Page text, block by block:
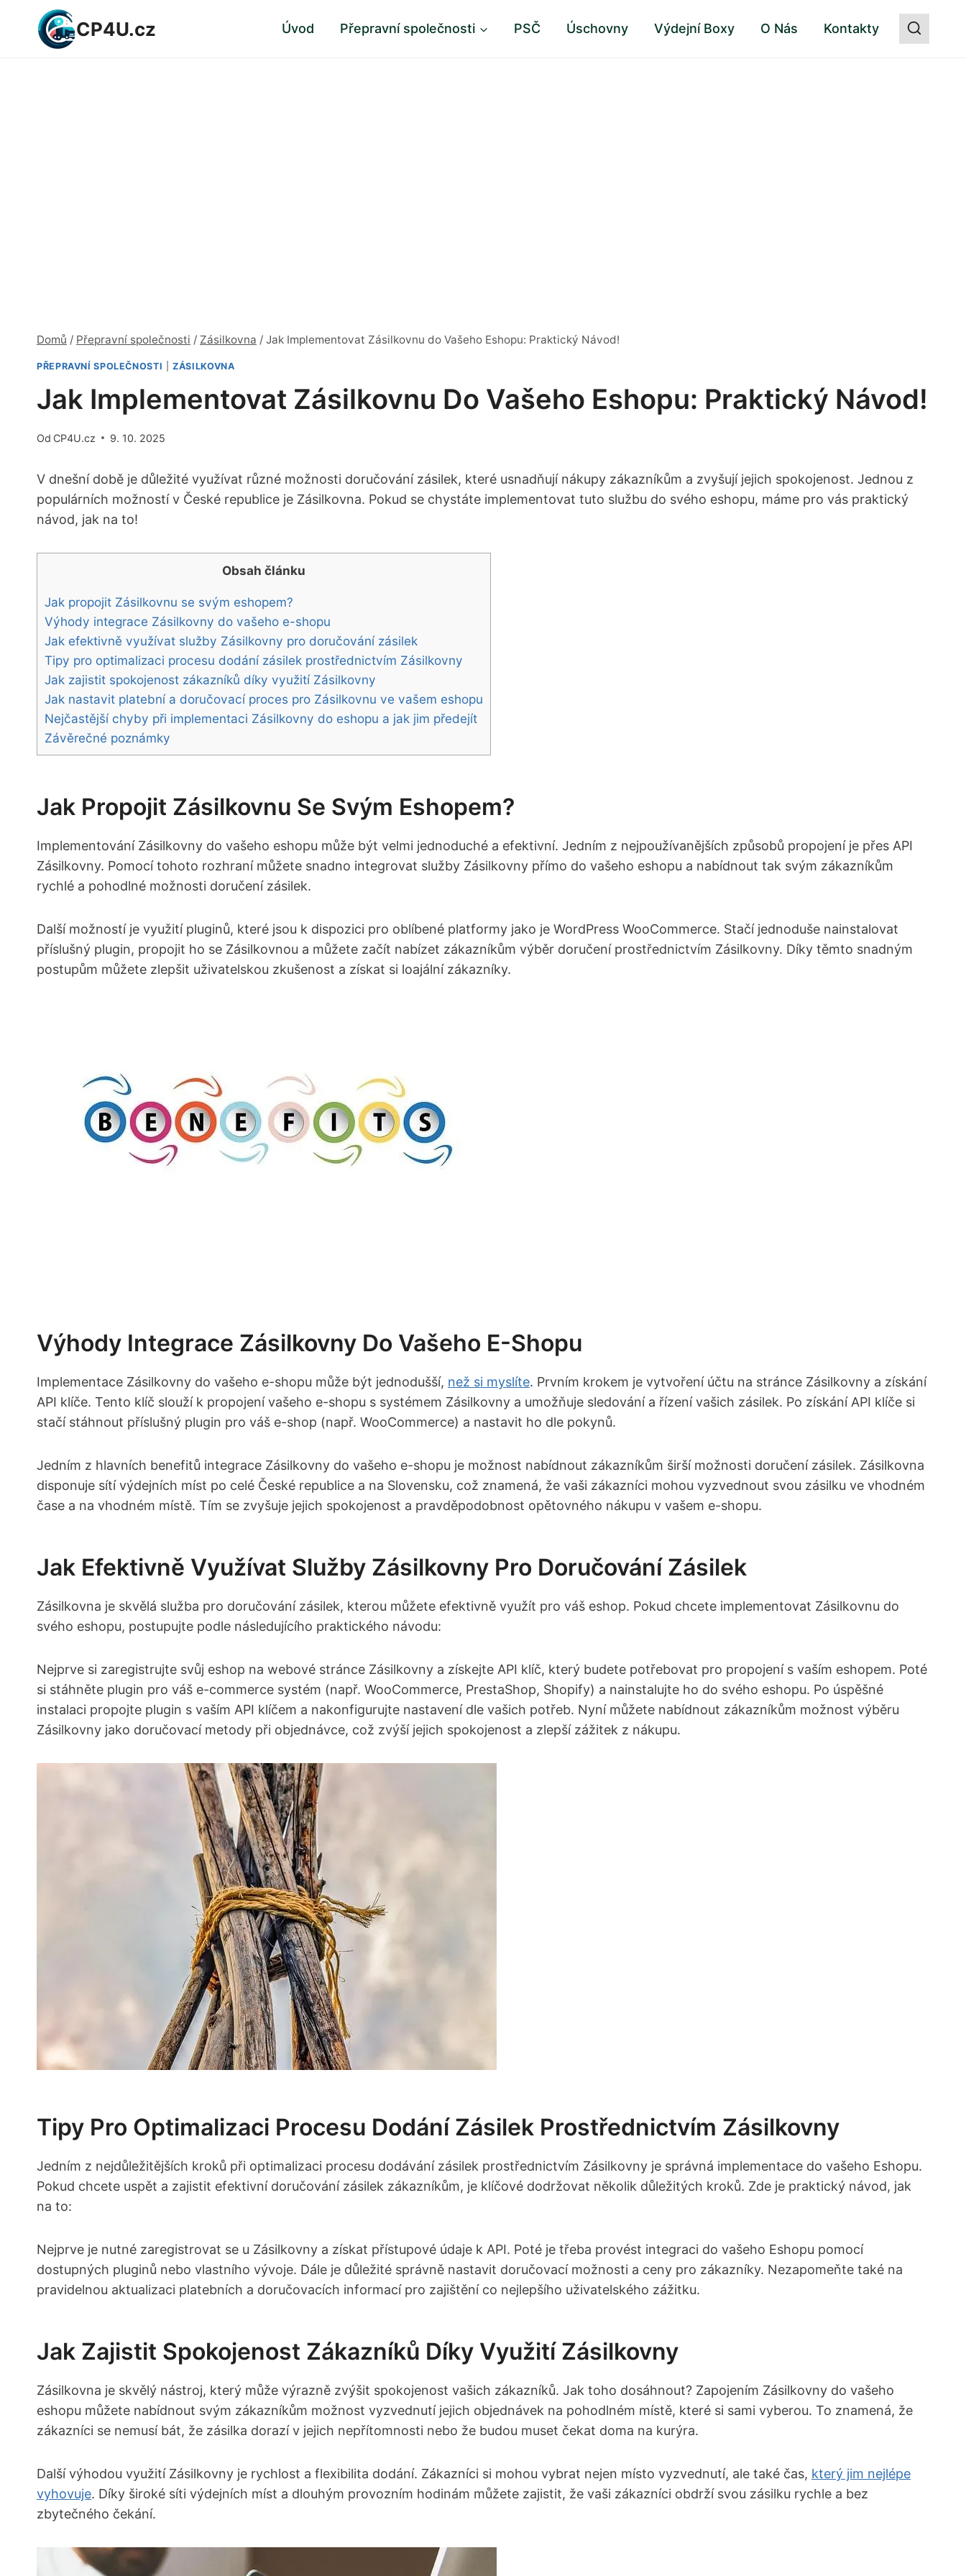
Přeskočit
CP4U.cz Úvod Přepravní společnosti PSČ Úschovny Výdejní Boxy O Nás Kontakty
Domů / Přepravní společnosti / Zásilkovna / Jak Implementovat Zásilkovnu do Vašeho Eshopu: Praktický Návod!
PŘEPRAVNÍ SPOLEČNOSTI |ZÁSILKOVNA
Jak Implementovat Zásilkovnu Do Vašeho Eshopu: Praktický Návod!
Od CP4U.cz 9. 10. 2025
V dnešní době je důležité využívat různé možnosti doručování ‌zásilek, které usnadňují nákupy zákazníkům a zvyšují jejich spokojenost. Jednou z
populárních možností v České republice je Zásilkovna. Pokud se chystáte implementovat ‍tuto službu do svého eshopu, máme pro vás​ praktický
návod, jak na to!
Obsah článku
Jak propojit⁤ Zásilkovnu se svým eshopem?
Výhody integrace Zásilkovny do vašeho e-shopu
Jak efektivně využívat služby Zásilkovny pro doručování zásilek
Tipy pro optimalizaci procesu dodání zásilek prostřednictvím Zásilkovny
Jak zajistit spokojenost zákazníků díky využití Zásilkovny
Jak nastavit ⁤platební a doručovací proces pro Zásilkovnu ve vašem eshopu
Nejčastější chyby při ⁣implementaci Zásilkovny do eshopu⁣ a jak jim předejít
Závěrečné poznámky
Jak Propojit⁤ Zásilkovnu Se Svým Eshopem?
Implementování Zásilkovny do vašeho eshopu‍ může být velmi ⁤jednoduché a efektivní. Jedním⁣ z nejpoužívanějších způsobů propojení je přes API
Zásilkovny. Pomocí tohoto rozhraní‌ můžete snadno integrovat služby‌ Zásilkovny přímo do vašeho eshopu a nabídnout tak svým zákazníkům
rychlé​ a pohodlné možnosti doručení zásilek.
Další ‍možností je ‍využití pluginů, které ‌jsou k dispozici⁢ pro oblíbené platformy jako je WordPress ‍WooCommerce. Stačí jednoduše nainstalovat
příslušný plugin, propojit ho se Zásilkovnou a můžete začít nabízet zákazníkům výběr doručení prostřednictvím Zásilkovny. Díky těmto snadným
postupům můžete zlepšit uživatelskou zkušenost a získat si loajální zákazníky.
Výhody Integrace Zásilkovny Do Vašeho E-Shopu
Implementace Zásilkovny do⁢ vašeho⁢ e-shopu ⁣může být jednodušší, ‌ než si myslíte. Prvním krokem je vytvoření účtu na stránce Zásilkovny a získání
API ‌klíče. Tento klíč⁣ slouží k propojení vašeho e-shopu s systémem‌ Zásilkovny a umožňuje sledování a řízení vašich zásilek. Po získání API klíče si​
stačí ‌stáhnout příslušný plugin pro váš e-shop (např. WooCommerce) a nastavit ho dle pokynů.
Jedním z​ hlavních benefitů integrace Zásilkovny do vašeho e-shopu je možnost nabídnout zákazníkům širší⁣ možnosti doručení zásilek. Zásilkovna
disponuje sítí výdejních míst po celé České republice a‍ na Slovensku, což znamená, že vaši zákazníci ⁢mohou‌ vyzvednout svou zásilku ve vhodném
čase a na vhodném ‍místě. ⁢Tím se zvyšuje jejich spokojenost a pravděpodobnost‌ opětovného nákupu v vašem e-shopu.
Jak Efektivně Využívat Služby Zásilkovny Pro Doručování Zásilek
Zásilkovna je skvělá služba pro​ doručování zásilek, kterou můžete efektivně využít pro váš eshop. Pokud chcete ⁢implementovat Zásilkovnu do
svého eshopu, postupujte podle následujícího praktického návodu:
Nejprve si zaregistrujte svůj eshop na webové stránce Zásilkovny a získejte API klíč, který budete​ potřebovat pro propojení s ⁤vaším eshopem. Poté
​si stáhněte plugin pro váš e-commerce systém (např. WooCommerce, ⁢PrestaShop, Shopify) a nainstalujte ho do⁣ svého eshopu. Po úspěšné
instalaci propojte plugin s vaším API klíčem a nakonfigurujte​ nastavení dle ‌vašich potřeb. Nyní můžete ⁢nabídnout zákazníkům‌ možnost výběru
Zásilkovny jako ‍doručovací metody při objednávce, ​což zvýší jejich spokojenost a zlepší ⁢zážitek z nákupu.
Tipy Pro Optimalizaci Procesu Dodání Zásilek Prostřednictvím Zásilkovny
Jedním z nejdůležitějších kroků při​ optimalizaci ⁤procesu dodávání zásilek prostřednictvím Zásilkovny ‍je správná implementace do vašeho ‍Eshopu.
Pokud chcete uspět⁣ a zajistit⁢ efektivní ‍doručování zásilek zákazníkům, je klíčové dodržovat několik důležitých kroků. Zde je praktický návod, jak
⁢na‍ to:
Nejprve je nutné zaregistrovat se u Zásilkovny a získat přístupové‍ údaje k API. Poté je ‍třeba provést integraci ‍do vašeho Eshopu pomocí
dostupných pluginů nebo​ vlastního vývoje. Dále‍ je důležité‌ správně nastavit doručovací‌ možnosti a ceny pro ⁢zákazníky. Nezapomeňte také na
⁢pravidelnou ‌aktualizaci platebních a doručovacích informací pro zajištění co nejlepšího uživatelského zážitku.
Jak Zajistit Spokojenost Zákazníků Díky Využití Zásilkovny
Zásilkovna je skvělý nástroj, který může výrazně zvýšit spokojenost vašich zákazníků. Jak toho dosáhnout? Zapojením Zásilkovny do vašeho
eshopu můžete nabídnout svým zákazníkům ⁣možnost vyzvednutí jejich objednávek na pohodlném místě, které si sami‍ vyberou. To znamená, že
zákazníci se nemusí bát,‍ že ​zásilka dorazí v jejich⁣ nepřítomnosti nebo že budou muset⁤ čekat doma na kurýra.
Další výhodou ⁢využití Zásilkovny je‌ rychlost a flexibilita dodání. Zákazníci si mohou ⁤vybrat nejen ‌místo vyzvednutí, ale také čas, který jim nejlépe
vyhovuje. Díky široké síti⁤ výdejních míst⁤ a ⁤dlouhým ⁢provozním hodinám můžete⁤ zajistit, ⁣že vaši zákazníci obdrží svou zásilku rychle a bez
zbytečného čekání.